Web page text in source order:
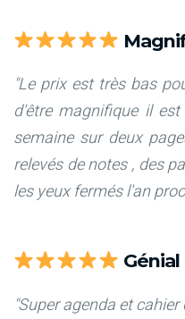
"Le prix est très bas
d'être magnifique il
semaine sur deux
relevés de notes , des
les yeux fermés l'an
Génial
"Super agenda et